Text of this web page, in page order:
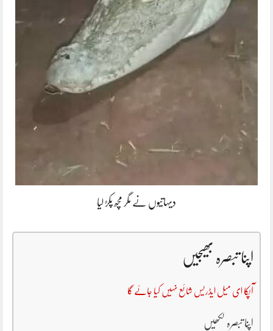
دیہاتیوں نے مگر مچھ پکڑ لیا
اپنا تبصرہ بھیجیں
آپکا ای میل ایڈریس شائع نہیں کیا جائے گا
اپنا تبصرہ لکھیں